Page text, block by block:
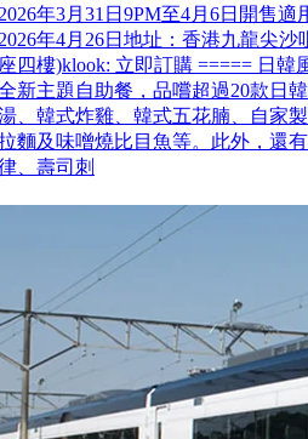
年3月31日9PM至4月6日開售適
年4月26日地址：香港九龍尖
四樓)klook: 立即訂購 ===== 日韓
新主題自助餐，品嚐超過20款日
、韓式炸雞、韓式五花腩、自家
麵及味噌燒比目魚等。此外，還
、壽司刺